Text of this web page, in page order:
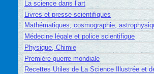
La science dans l’art
Livres et presse scientifiques
Mathématiques, cosmographie,
Médecine légale et police scientifique
Physique, Chimie
Première guerre mondiale
Recettes Utiles de La Science Illustrée et